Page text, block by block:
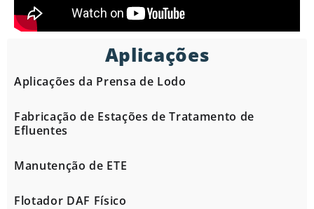
Aplicações
Aplicações da Prensa de Lodo
Fabricação de Estações de Tratamento de
Efluentes
Manutenção de ETE
Flotador DAF Físico